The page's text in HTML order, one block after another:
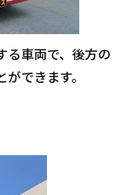
る車両で、後方の
できます。